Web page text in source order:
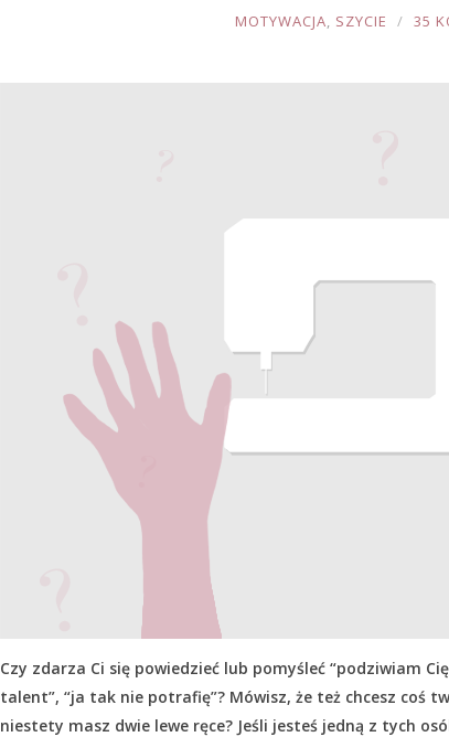
JOULE
MOTYWACJA, SZYCIE 35
Czy zdarza Ci się powiedzieć lub pomyśleć “podziwiam
talent”, “ja tak nie potrafię”? Mówisz, że też chcesz coś
niestety masz dwie lewe ręce? Jeśli jesteś jedną z tych